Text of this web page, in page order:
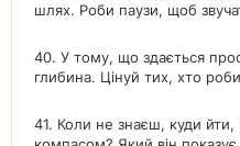
шлях. Роби паузи, щоб
40. У тому, що здається
глибина. Цінуй тих, хто
41. Коли не знаєш, куди йти,